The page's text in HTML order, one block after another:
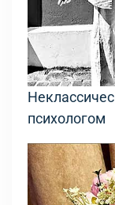
психологом